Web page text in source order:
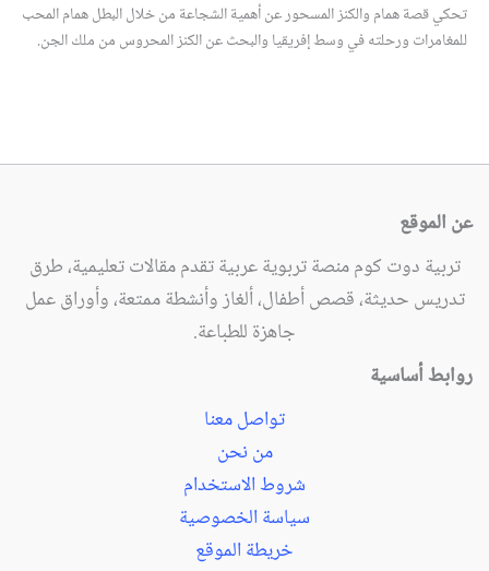
تحكي قصة همام والكنز المسحور عن أهمية الشجاعة من خلال البطل همام المحب
للمغامرات ورحلته في وسط إفريقيا والبحث عن الكنز المحروس من ملك الجن.
عن الموقع
تربية دوت كوم منصة تربوية عربية تقدم مقالات تعليمية، طرق
تدريس حديثة، قصص أطفال، ألغاز وأنشطة ممتعة، وأوراق عمل
جاهزة للطباعة.
روابط أساسية
تواصل معنا
من نحن
شروط الاستخدام
سياسة الخصوصية
خريطة الموقع